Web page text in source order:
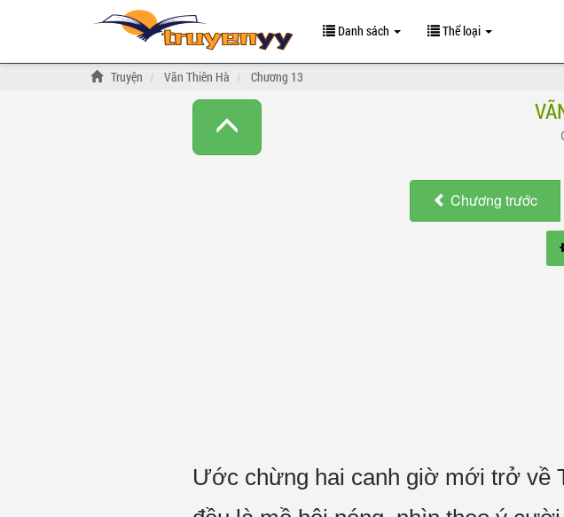
Danh sách Thể loại
Truyện Vãn Thiên Hà Chương 13
Chương trước
Ước chừng hai canh giờ mới trở về